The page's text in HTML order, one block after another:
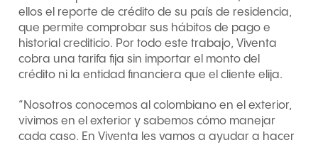
ellos el reporte de crédito de su país de residencia,
que permite comprobar sus hábitos de pago e
historial crediticio. Por todo este trabajo, Viventa
cobra una tarifa fija sin importar el monto del
crédito ni la entidad financiera que el cliente elija.
“Nosotros conocemos al colombiano en el exterior,
vivimos en el exterior y sabemos cómo manejar
cada caso. En Viventa les vamos a ayudar a hacer